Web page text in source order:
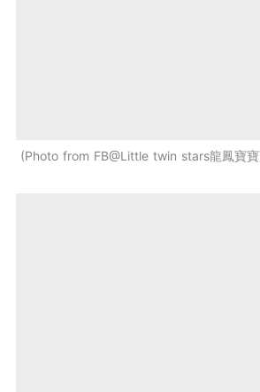
Photo from FB@Little twin stars龍鳳寶寶